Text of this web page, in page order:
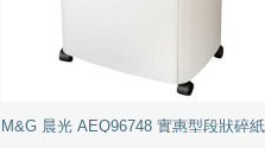
Sivic C20A 資料簿 A4 20頁 藍色